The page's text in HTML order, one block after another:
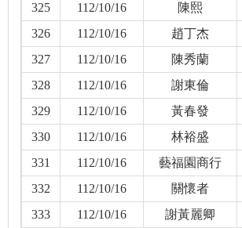
325
112/10/16 陳熙
326
112/10/16 趙丁杰
327
112/10/16 陳秀蘭
328
112/10/16 謝東倫
329
112/10/16 黃春發
330
112/10/16 林裕盛
331
112/10/16 藝福園商行
332
112/10/16 關懷者
333
112/10/16 謝黃麗卿